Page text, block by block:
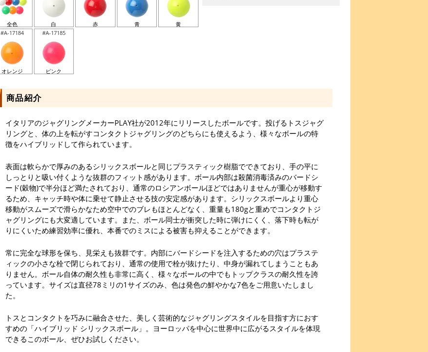
全色 白 赤 青
黄
#A-17184
オレンジ
#A-17185
ピンク
商品紹介
イタリアのジャグリングメーカーPLAY社が2012年にリリースしたボールです。投げるトスジャグ
リングと、体の上を転がすコンタクトジャグリングのどちらにも使えるよう、様々なボールの特
徴をハイブリッドして作られています。
表面は軟らかで厚みのあるシリックスボールと同じプラスティック樹脂でできており、手の平に
しっとりと吸い付くような抜群のフィット感があります。ボール内部は殺菌消毒済みのバードシ
ード(穀物)で半分ほど満たされており、通常のロシアンボールほどではありませんが重心が移動す
るため、キャッチ時や体に乗せて静止させる技の安定感があります。シリックスボールより重心
移動がスムーズで滑らかなため空中でのブレもほとんどなく、重量も180gと重めでコンタクトジ
ャグリングにも大変適しています。また、ボール同士が衝突した時に弾けにくく、落下時も転が
りにくいため練習効率に優れ、本番でのミスによる被害も抑えることができます。
常に完全な球形を保ち、見栄えも抜群です。内部にバードシードを注入するための穴はプラステ
ィックの小さな栓で閉じられており、通常の使用で栓が抜けたり、中身が漏れてしまうこともあ
りません。ボール自体の耐久性も非常に高く、様々なボールの中でもトップクラスの耐久性を誇
っています。サイズは直径78ミリの1サイズのみ、色は発色の鮮やかな7色をご用意いたしまし
た。
トスとコンタクトを巧みに融合させた、美しく芸術的なジャグリングスタイルを目指す方におす
すめの「ハイブリッド シリックスボール」。ヨーロッパを中心に世界中に広がるスタイルを体現
できるこのボール、ぜひお試しください。